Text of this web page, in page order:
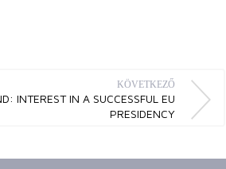
KÖVETKEZŐ
INTEREST IN A SUCCESSFUL EU
PRESIDENCY